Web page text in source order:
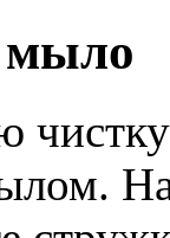
мыло